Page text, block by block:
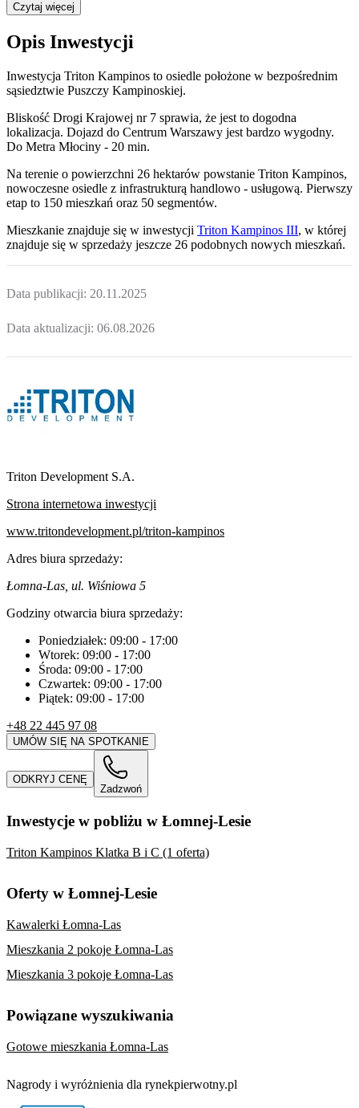
Czytaj więcej
Opis Inwestycji
Inwestycja Triton Kampinos to osiedle położone w bezpośrednim
sąsiedztwie Puszczy Kampinoskiej.
Bliskość Drogi Krajowej nr 7 sprawia, że jest to dogodna
lokalizacja. Dojazd do Centrum Warszawy jest bardzo wygodny.
Do Metra Młociny - 20 min.
Na terenie o powierzchni 26 hektarów powstanie Triton Kampinos,
nowoczesne osiedle z infrastrukturą handlowo - usługową. Pierwszy
etap to 150 mieszkań oraz 50 segmentów.
Mieszkanie znajduje się w inwestycji Triton Kampinos III, w której
znajduje się w sprzedaży jeszcze 26 podobnych nowych mieszkań.
Data publikacji: 20.11.2025
Data aktualizacji: 06.08.2026
Triton Development S.A.
Strona internetowa inwestycji
www.tritondevelopment.pl/triton-kampinos
Adres biura sprzedaży:
Łomna-Las, ul. Wiśniowa 5
Godziny otwarcia biura sprzedaży:
Poniedziałek: 09:00 - 17:00
Wtorek: 09:00 - 17:00
Środa: 09:00 - 17:00
Czwartek: 09:00 - 17:00
Piątek: 09:00 - 17:00
+48 22 445 97 08
UMÓW SIĘ NA SPOTKANIE
ODKRYJ CENĘ
Zadzwoń
Inwestycje w pobliżu w Łomnej-Lesie
Triton Kampinos Klatka B i C (1 oferta)
Oferty w Łomnej-Lesie
Kawalerki Łomna-Las
Mieszkania 2 pokoje Łomna-Las
Mieszkania 3 pokoje Łomna-Las
Powiązane wyszukiwania
Gotowe mieszkania Łomna-Las
Nagrody i wyróżnienia dla rynekpierwotny.pl